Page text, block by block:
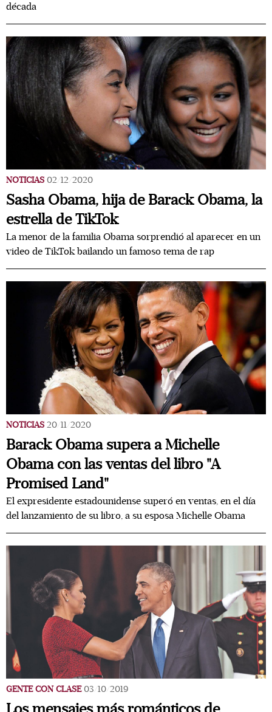
década
NOTICIAS 02/12/2020
Sasha Obama, hija de Barack Obama, la
estrella de TikTok
La menor de la familia Obama sorprendió al aparecer en un
video de TikTok bailando un famoso tema de rap
NOTICIAS 20/11/2020
Barack Obama supera a Michelle
Obama con las ventas del libro "A
Promised Land"
El expresidente estadounidense superó en ventas, en el día
del lanzamiento de su libro, a su esposa Michelle Obama
GENTE CON CLASE 03/10/2019